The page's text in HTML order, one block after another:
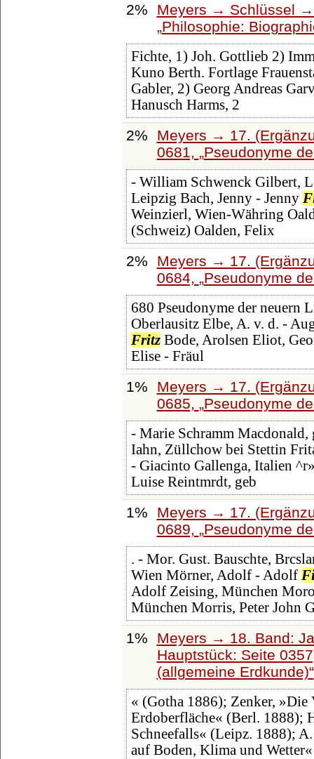
2%
Meyers → Schlüssel →
Philosophie:
Fichte, 1) Joh. Gottlieb 2)
Kuno Berth. Fortlage
Gabler, 2) Georg Andreas
Hanusch Harms, 2
2%
Meyers → 17.
0681,
Pseudonyme
- William Schwenck Gilbert,
Leipzig Bach, Jenny - Jenny
Weinzierl, Wien-Währing
(Schweiz) Oalden, Felix
2%
Meyers → 17.
0684,
Pseudonyme
680 Pseudonyme der neuern
Oberlausitz Elbe, A. v. d. -
FritzBode, Arolsen Eliot,
Elise - Fräul
1%
Meyers → 17.
0685,
Pseudonyme
- Marie Schramm Macdonald,
Iahn, Züllchow bei Stettin
- Giacinto Gallenga, Italien
Luise Reintmrdt, geb
1%
Meyers → 17.
0689,
Pseudonyme
. - Mor. Gust. Bauschte,
Wien Mörner, Adolf - Adolf
Adolf Zeising, München
München Morris, Peter John
1%
Meyers → 18. Band:
Hauptstück: Seite
(allgemeine Erdkunde)
« (Gotha 1886); Zenker, »Die
Erdoberfläche« (Berl. 1888);
Schneefalls« (Leipz. 1888);
auf Boden, Klima und